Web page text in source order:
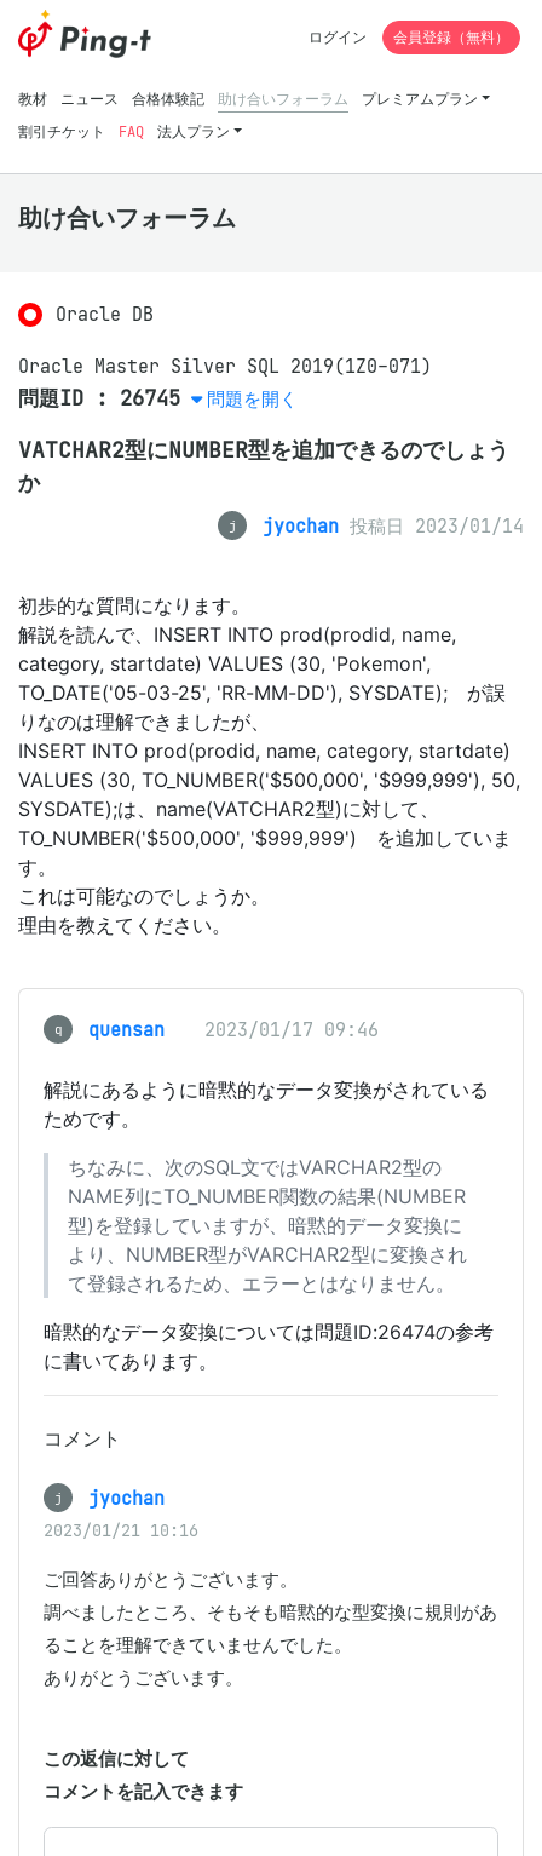
教材 ニュース 合格体験記 助け合いフォーラム
プレミアムプラン
割引チケット
FAQ 法人プラン
ログイン 会員登録（無料）
助け合いフォーラム
Oracle DB
Oracle Master Silver SQL 2019(1Z0-071)
問題ID : 26745 問題を開く
VATCHAR2型にNUMBER型を追加できるのでしょう
か
j jyochan 投稿日 2023/01/14
初歩的な質問になります。
解説を読んで、INSERT INTO prod(prodid, name,
category, startdate) VALUES (30, 'Pokemon',
TO_DATE('05-03-25', 'RR-MM-DD'), SYSDATE); が誤
りなのは理解できましたが、
INSERT INTO prod(prodid, name, category, startdate)
VALUES (30, TO_NUMBER('$500,000', '$999,999'), 50,
SYSDATE);は、name(VATCHAR2型)に対して、
TO_NUMBER('$500,000', '$999,999') を追加していま
す。
これは可能なのでしょうか。
理由を教えてください。
q quensan 2023/01/17 09:46
解説にあるように暗黙的なデータ変換がされている
ためです。
ちなみに、次のSQL文ではVARCHAR2型の
NAME列にTO_NUMBER関数の結果(NUMBER
型)を登録していますが、暗黙的データ変換に
より、NUMBER型がVARCHAR2型に変換され
て登録されるため、エラーとはなりません。
暗黙的なデータ変換については問題ID:26474の参考
に書いてあります。
コメント
j jyochan
2023/01/21 10:16
ご回答ありがとうございます。
調べましたところ、そもそも暗黙的な型変換に規則があ
ることを理解できていませんでした。
ありがとうございます。
この返信に対して
コメントを記入できます